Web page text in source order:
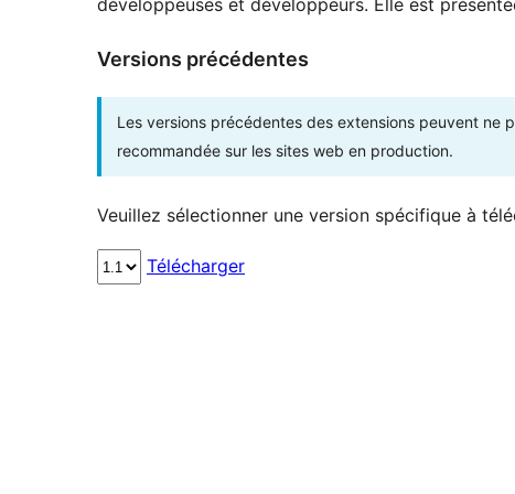
Versions précédentes
Les versions précédentes des extensions peuvent ne
recommandée sur les sites web en production.
Veuillez sélectionner une version spécifique à
Télécharger